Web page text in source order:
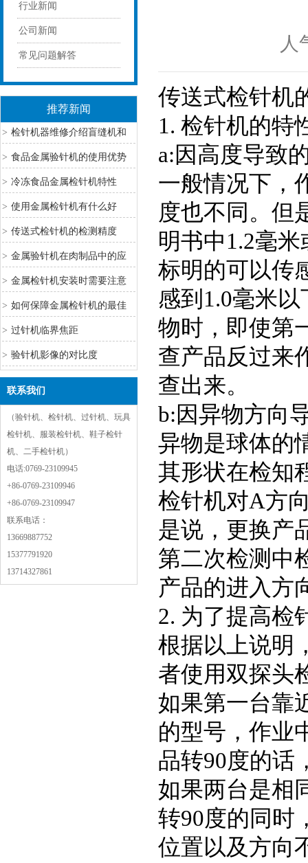
行业新闻
公司新闻
常见问题解答
推荐新闻
> 检针机器维修介绍盲缝机和
普通暗缝机的区别
> 食品金属验针机的使用优势
> 冷冻食品金属检针机特性
> 使用金属检针机有什么好
处？
> 传送式检针机的检测精度
> 金属验针机在肉制品中的应
用
> 金属检针机安装时需要注意
些什么？
> 如何保障金属检针机的最佳
检测效果？
> 过针机临界焦距
> 验针机影像的对比度
联系我们
（验针机、检针机、过针机、玩具
检针机、服装检针机、鞋子检针
机、二手检针机）
电话:0769-23109945
+86-0769-23109946
+86-0769-23109947
联系电话：
13669887752
15377791920
13714327861
人
传送式检针机
1. 检针机的特
a:因高度导致
一般情况下，
度也不同。但
明书中1.2毫
标明的可以传
感到1.0毫米
物时，即使第
查产品反过来
查出来。
b:因异物方向
异物是球体的
其形状在检知
检针机对A方
是说，更换产
第二次检测中
产品的进入方
2. 为了提高检
根据以上说明
者使用双探头
如果第一台靠
的型号，作业
品转90度的话
如果两台是相
转90度的同时
位置以及方向